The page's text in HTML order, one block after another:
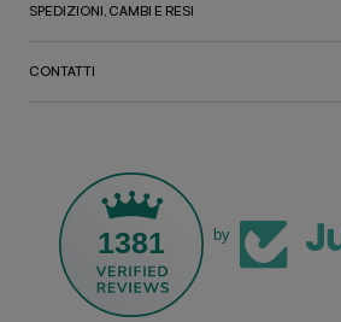
SPEDIZIONI, CAMBI E RESI
CONTATTI
1381 by